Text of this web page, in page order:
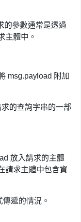
的參數通常是透過
主體中。
msg.payload 附加
的查詢字串的一部
放入請求的主體
請求主體中包含資
遞的情況。